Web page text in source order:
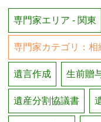
専門家エリア - 関東
専門家カテゴリ：相
遺言作成 生前贈
遺産分割協議書